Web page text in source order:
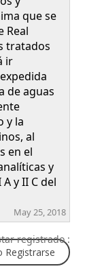
que se
Real
tratados
ir
de aguas
y la
al
en el
y
y II C del
May 25, 2018
registrado :
Registrarse